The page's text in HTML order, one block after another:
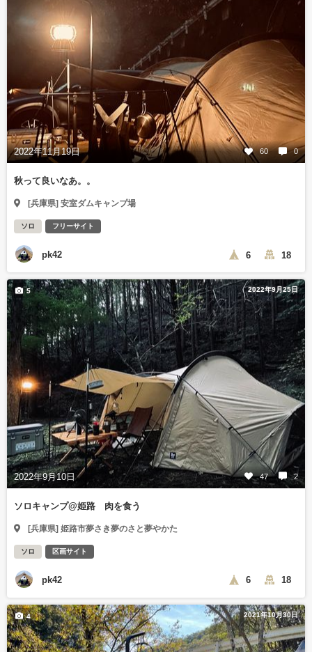
2022年11月19日 60 0
秋って良いなあ。。
[兵庫県] 安室ダムキャンプ場
ソロ フリーサイト
pk42 6 18
2022年9月25日
2022年9月10日 47 2
5
ソロキャンプ@姫路 肉を食う
[兵庫県] 姫路市夢さき夢のさと夢やかた
ソロ 区画サイト
pk42 6 18
2021年10月30日
4